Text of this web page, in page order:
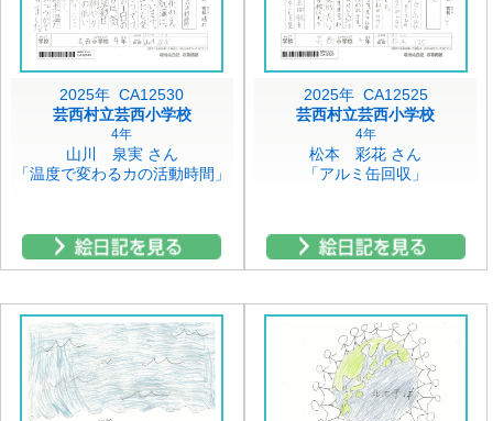
2025年 CA12530
芸西村立芸西小学校
4年
山川 泉実 さん
「温度で変わるカの活動時間」
2025年 CA12525
芸西村立芸西小学校
4年
松本 彩花 さん
「アルミ缶回収」